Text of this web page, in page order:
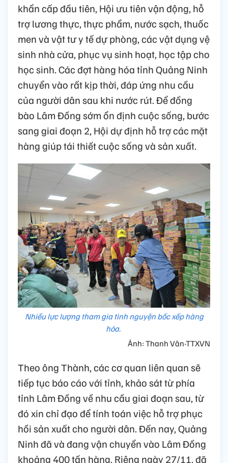
khẩn cấp đầu tiên, Hội ưu tiên vận động, hỗ
trợ lương thực, thực phẩm, nước sạch, thuốc
men và vật tư y tế dự phòng, các vật dụng vệ
sinh nhà cửa, phục vụ sinh hoạt, học tập cho
học sinh. Các đợt hàng hóa tỉnh Quảng Ninh
chuyển vào rất kịp thời, đáp ứng nhu cầu
của người dân sau khi nước rút. Để đồng
bào Lâm Đồng sớm ổn định cuộc sống, bước
sang giai đoạn 2, Hội dự định hỗ trợ các mặt
hàng giúp tái thiết cuộc sống và sản xuất.
Nhiều lực lượng tham gia tình nguyện bốc xếp hàng
hóa.
Ảnh: Thanh Vân-TTXVN
Theo ông Thành, các cơ quan liên quan sẽ
tiếp tục báo cáo với tỉnh, khảo sát từ phía
tỉnh Lâm Đồng về nhu cầu giai đoạn sau, từ
đó xin chỉ đạo để tính toán việc hỗ trợ phục
hồi sản xuất cho người dân. Đến nay, Quảng
Ninh đã và đang vận chuyển vào Lâm Đồng
khoảng 400 tấn hàng. Riêng ngày 27/11, đã